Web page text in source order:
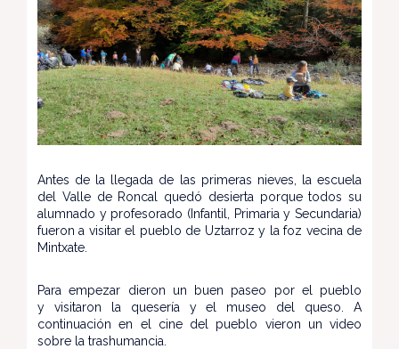
Antes de la llegada de las primeras nieves, la escuela
del Valle de Roncal quedó desierta porque todos su
alumnado y profesorado (Infantil, Primaria y Secundaria)
fueron a visitar el pueblo de Uztarroz y la foz vecina de
Mintxate.
Para empezar dieron un buen paseo por el pueblo
y visitaron la quesería y el museo del queso. A
continuación en el cine del pueblo vieron un video
sobre la trashumancia.